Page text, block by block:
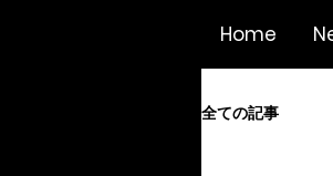
Home
全ての記事